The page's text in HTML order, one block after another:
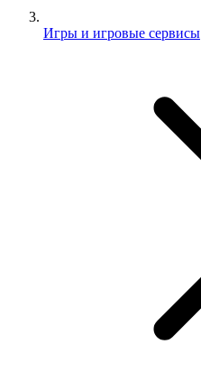
Игры и игровые сервисы